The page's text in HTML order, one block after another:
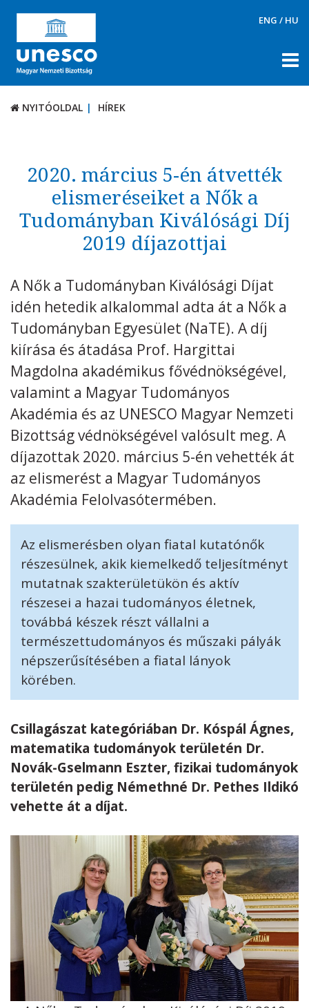
ENG / HU
NYITÓOLDAL HÍREK
TÉMÁK
DOKUMENTUMTÁR
PÁLYÁZATOK / DÍJAK
KAPCSOLAT
Kövess minket unescohungary
Adatkezelési tájékoztató Impresszum
Technikai információk
RSS
NYITÓOLDAL HÍREK
2020. március 5-én átvették
elismeréseiket a Nők a
Tudományban Kiválósági Díj
2019 díjazottjai
A Nők a Tudományban Kiválósági Díjat
idén hetedik alkalommal adta át a Nők a
Tudományban Egyesület (NaTE). A díj
kiírása és átadása Prof. Hargittai
Magdolna akadémikus fővédnökségével,
valamint a Magyar Tudományos
Akadémia és az UNESCO Magyar Nemzeti
Bizottság védnökségével valósult meg. A
díjazottak 2020. március 5-én vehették át
az elismerést a Magyar Tudományos
Akadémia Felolvasótermében.
Az elismerésben olyan fiatal kutatónők
részesülnek, akik kiemelkedő teljesítményt
mutatnak szakterületükön és aktív
részesei a hazai tudományos életnek,
továbbá készek részt vállalni a
természettudományos és műszaki pályák
népszerűsítésében a fiatal lányok
körében.
Csillagászat kategóriában Dr. Kóspál Ágnes,
matematika tudományok területén Dr.
Novák-Gselmann Eszter, fizikai tudományok
területén pedig Némethné Dr. Pethes Ildikó
vehette át a díjat.